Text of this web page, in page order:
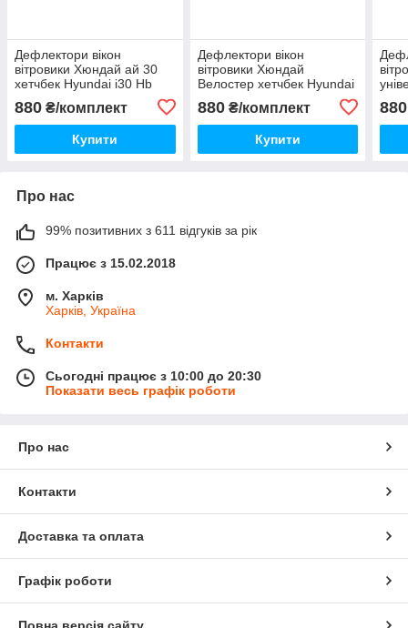
Дефлектори вікон
вітровики Хюндай ай 30
хетчбек Hyundai i30 Hb
880 ₴/комплект
Купити
Дефлектори вікон
вітровики Хюндай
Велостер хетчбек Hyundai
Корея
880₴/комплект
Купити
880
Про нас
99% позитивних з 611 відгуків за рік
Працює з 15.02.2018
м. Харків
Харків, Україна
Контакти
Сьогодні працює з 10:00 до 20:30
Показати весь графік роботи
Про нас
Контакти
Доставка та оплата
Графік роботи